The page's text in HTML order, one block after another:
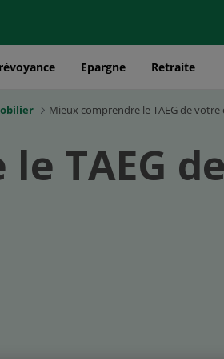
Epargne Retraite
Mieux comprendre le TAEG de
TAEG